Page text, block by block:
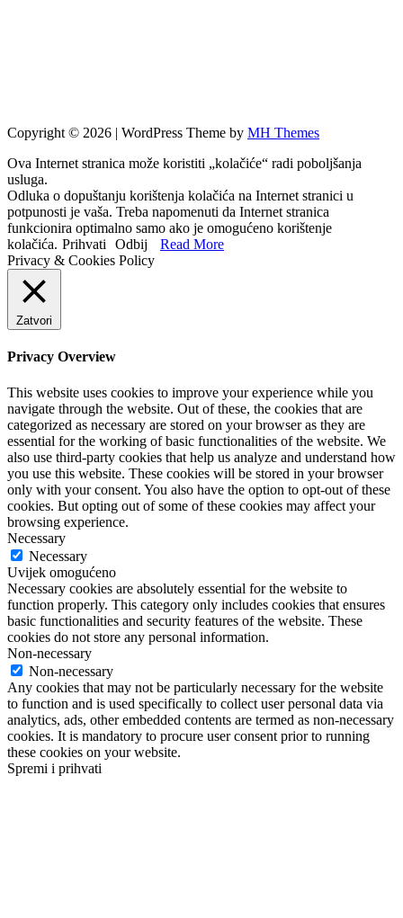
Copyright © 2026 | WordPress Theme by MH Themes
Ova Internet stranica može koristiti „kolačiće“ radi poboljšanja
usluga.
Odluka o dopuštanju korištenja kolačića na Internet stranici u
potpunosti je vaša. Treba napomenuti da Internet stranica
funkcionira optimalno samo ako je omogućeno korištenje
kolačića. Prihvati Odbij
Read More
Privacy & Cookies Policy
Zatvori
Privacy Overview
This website uses cookies to improve your experience while you
navigate through the website. Out of these, the cookies that are
categorized as necessary are stored on your browser as they are
essential for the working of basic functionalities of the website. We
also use third-party cookies that help us analyze and understand how
you use this website. These cookies will be stored in your browser
only with your consent. You also have the option to opt-out of these
cookies. But opting out of some of these cookies may affect your
browsing experience.
Necessary
Necessary
Uvijek omogućeno
Necessary cookies are absolutely essential for the website to
function properly. This category only includes cookies that ensures
basic functionalities and security features of the website. These
cookies do not store any personal information.
Non-necessary
Non-necessary
Any cookies that may not be particularly necessary for the website
to function and is used specifically to collect user personal data via
analytics, ads, other embedded contents are termed as non-necessary
cookies. It is mandatory to procure user consent prior to running
these cookies on your website.
Spremi i prihvati